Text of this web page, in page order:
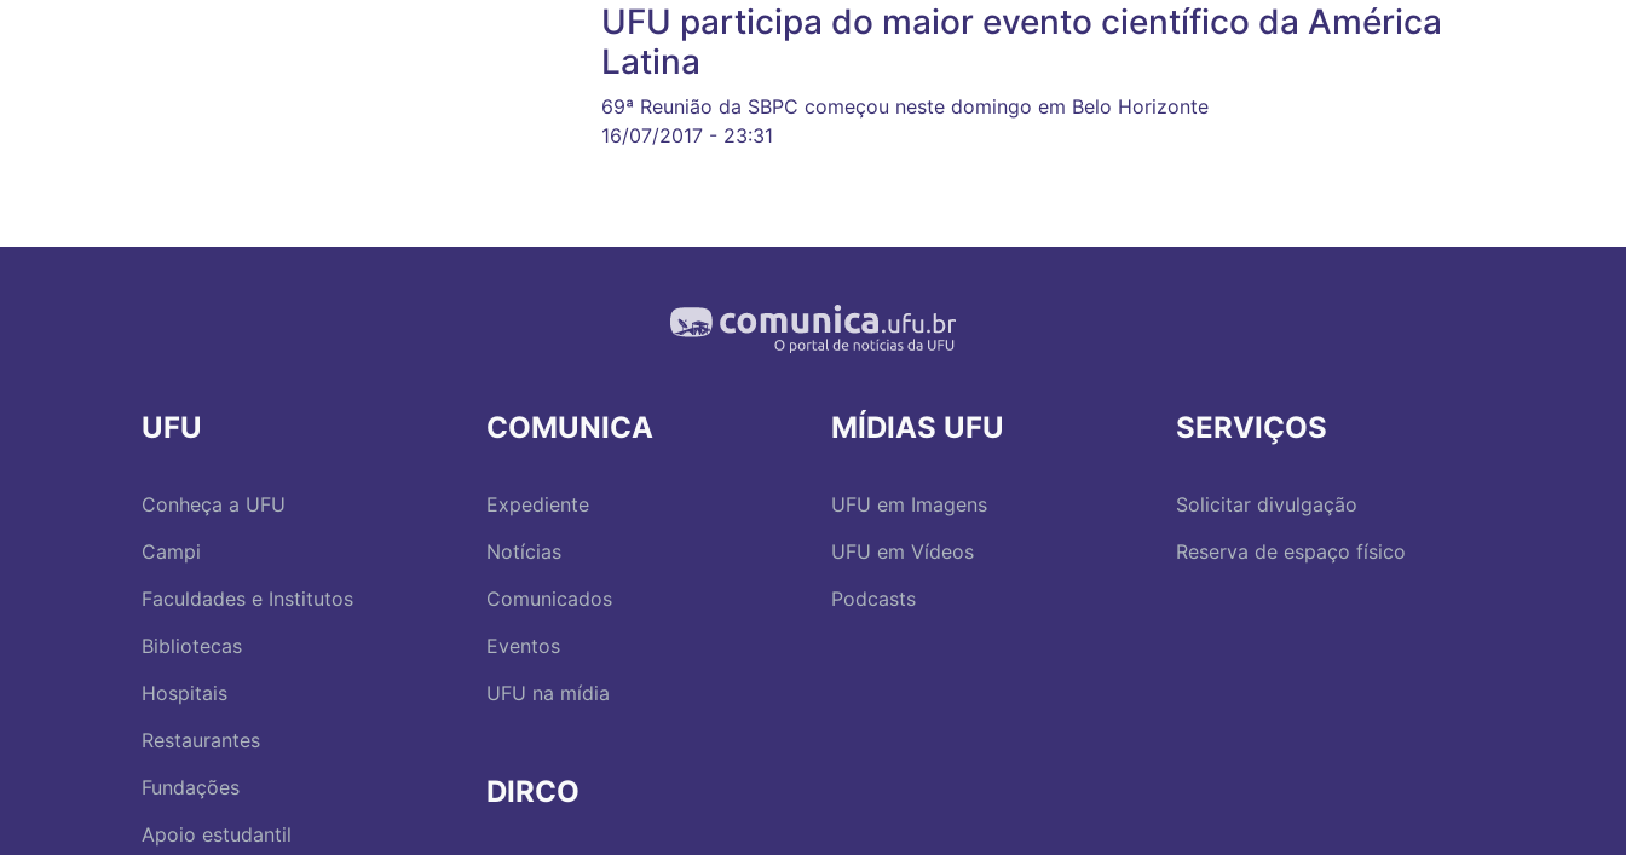
UFU participa do maior evento científico da América
Latina
69ª Reunião da SBPC começou neste domingo em Belo Horizonte
16/07/2017 - 23:31
UFU
Conheça a UFU
Campi
Faculdades e Institutos
Bibliotecas
Hospitais
Restaurantes
Fundações
Apoio estudantil
COMUNICA
Expediente
Notícias
Comunicados
Eventos
UFU na mídia
DIRCO
MÍDIAS UFU
UFU em Imagens
UFU em Vídeos
Podcasts
SERVIÇOS
Solicitar divulgação
Reserva de espaço físico